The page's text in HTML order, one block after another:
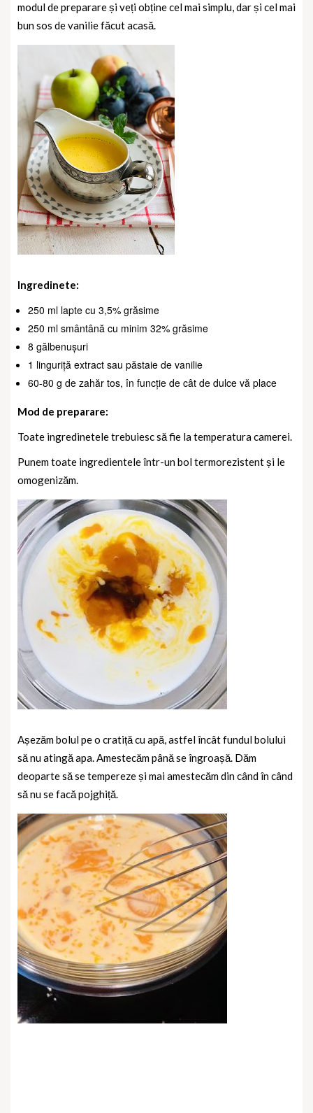
modul de preparare și veți obține cel mai simplu, dar și cel mai
bun sos de vanilie făcut acasă.
Ingredinete:
250 ml lapte cu 3,5% grăsime
250 ml smântână cu minim 32% grăsime
8 gălbenușuri
1 linguriță extract sau păstaie de vanilie
60-80 g de zahăr tos, în funcție de cât de dulce vă place
Mod de preparare:
Toate ingredinetele trebuiesc să fie la temperatura camerei.
Punem toate ingredientele într-un bol termorezistent și le
omogenizăm.
Așezăm bolul pe o cratiță cu apă, astfel încât fundul bolului
să nu atingă apa. Amestecăm până se îngroașă. Dăm
deoparte să se tempereze și mai amestecăm din când în când
să nu se facă pojghiță.